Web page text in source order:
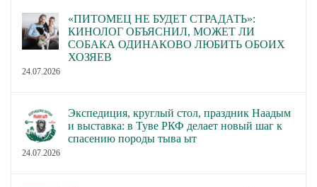
«ПИТОМЕЦ НЕ БУДЕТ СТРАДАТЬ»:
КИНОЛОГ ОБЪЯСНИЛ, МОЖЕТ ЛИ
СОБАКА ОДИНАКОВО ЛЮБИТЬ ОБОИХ
ХОЗЯЕВ
24.07.2026
Экспедиция, круглый стол, праздник Наадым
и выставка: в Туве РКФ делает новый шаг к
спасению породы тыва ыт
24.07.2026